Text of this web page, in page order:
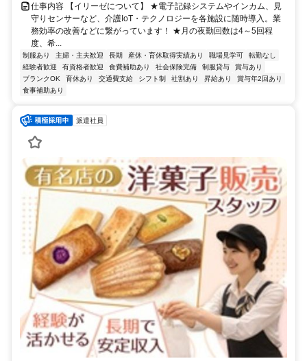
仕事内容 【イリーゼについて】 ★電子記録システムやインカム、見
守りセンサーなど、介護IoT・テクノロジーを各施設に随時導入。業
務効率の改善などに繋がっています！ ★月の夜勤回数は4～5回程
度、希...
制服あり 主婦・主夫歓迎 長期 産休・育休取得実績あり 職場見学可
転勤なし
経験者歓迎
有資格者歓迎 食費補助あり 社会保険完備 制服貸与
賞与あり
ブランクOK
育休あり 交通費支給 シフト制 社割あり 昇給あり
賞与年2回あり
食事補助あり
派遣社員